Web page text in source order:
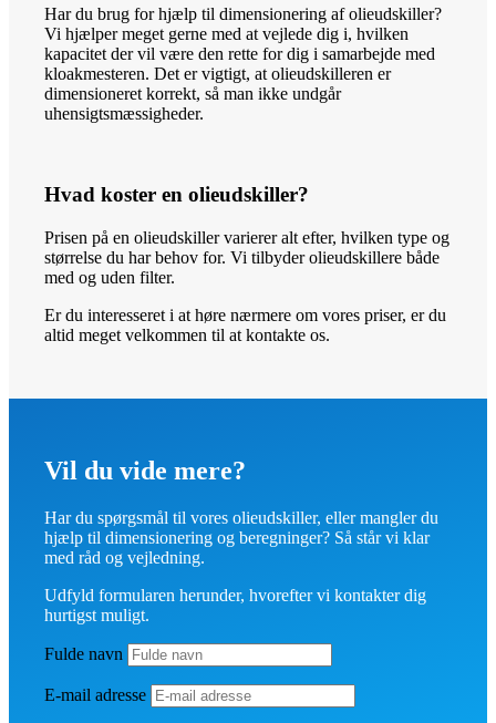
Vil du vide mere?
Har du spørgsmål til vores olieudskiller, eller mangler du
hjælp til dimensionering og beregninger? Så står vi klar
med råd og vejledning.
Udfyld formularen herunder, hvorefter vi kontakter dig
hurtigst muligt.
Fulde navn
E-mail adresse
Har du brug for hjælp til dimensionering af olieudskiller?
Vi hjælper meget gerne med at vejlede dig i, hvilken
kapacitet der vil være den rette for dig i samarbejde med
kloakmesteren. Det er vigtigt, at olieudskilleren er
dimensioneret korrekt, så man ikke undgår
uhensigtsmæssigheder.
Hvad koster en olieudskiller?
Prisen på en olieudskiller varierer alt efter, hvilken type og
størrelse du har behov for. Vi tilbyder olieudskillere både
med og uden filter.
Er du interesseret i at høre nærmere om vores priser, er du
altid meget velkommen til at kontakte os.